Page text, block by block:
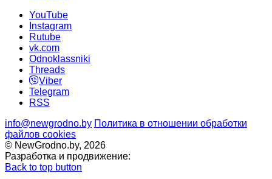
YouTube
Instagram
Rutube
vk.com
Odnoklassniki
Threads
Viber
Telegram
RSS
info@newgrodno.by Политика в отношении обработки
файлов cookies
© NewGrodno.by, 2026
Разработка и продвижение:
Back to top button